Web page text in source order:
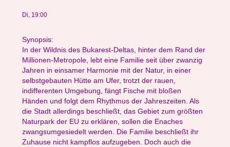
Di, 19:00
Synopsis:
In der Wildnis des Bukarest-Deltas, hinter dem Rand der
Millionen-Metropole, lebt eine Familie seit über zwanzig
Jahren in einsamer Harmonie mit der Natur, in einer
selbstgebauten Hütte am Ufer, trotzt der rauen,
indifferenten Umgebung, fängt Fische mit bloßen
Händen und folgt dem Rhythmus der Jahreszeiten. Als
die Stadt allerdings beschließt, das Gebiet zum größten
Naturpark der EU zu erklären, sollen die Enaches
zwangsumgesiedelt werden. Die Familie beschließt ihr
Zuhause nicht kampflos aufzugeben. Doch auch die